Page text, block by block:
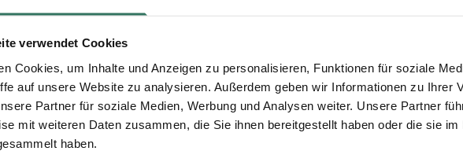
verwendet Cookies
Cookies, um Inhalte und Anzeigen zu personalisieren, Funktionen für soziale
auf unsere Website zu analysieren. Außerdem geben wir Informationen zu Ihrer
Partner für soziale Medien, Werbung und Analysen weiter. Unsere Partner
mit weiteren Daten zusammen, die Sie ihnen bereitgestellt haben oder die sie
haben.